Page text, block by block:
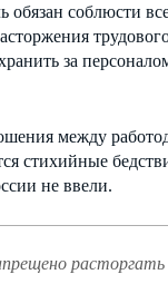
обязан соблюсти
за
между
стихийные
не ввели.